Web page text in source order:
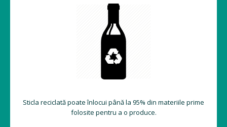
Sticla reciclată poate înlocui până la 95% din materiile prime
folosite pentru a o produce.